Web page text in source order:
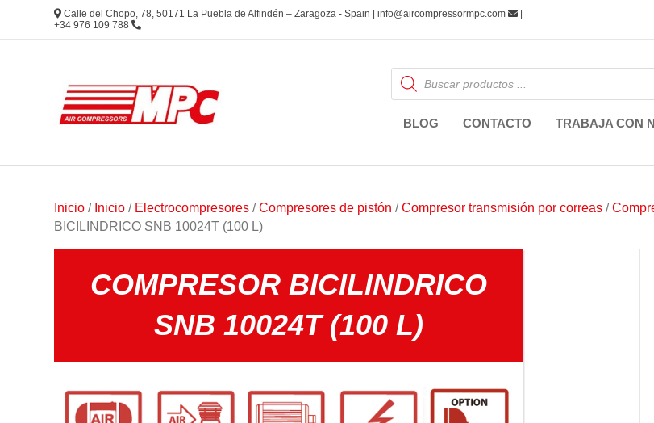
Calle del Chopo, 78, 50171 La Puebla de Alfindén – Zaragoza - Spain | info@aircompressormpc.com
+34 976 109 788
Búsqueda
de
productos
BLOG CONTACTO TRABAJA CON
Inicio / Inicio / Electrocompresores /Compresores de pistón /Compresor transmisión por correas /
BICILINDRICO SNB 10024T (100 L)
COMPRESOR BICILINDRICO
SNB 10024T (100 L)